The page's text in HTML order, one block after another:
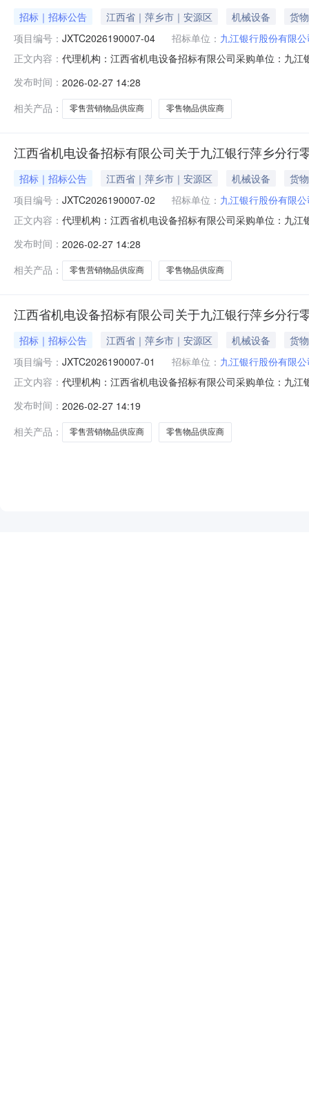
招标｜招标公告 江西省｜萍乡市｜安源区 机械设备
货物
项目编号： JXTC2026190007-04 招标单位： 九江银行股份有限
正文内容： 代理机构：江西省机电设备招标有限公司采购单位：九
九江银行萍乡分行零售营销物品供应商采购项目（标段4
发布时间： 2026-02-27 14:28
相关产品：
零售营销物品供应商 零售物品供应商
江西省机电设备招标有限公司关于九江银行萍乡分
招标｜招标公告 江西省｜萍乡市｜安源区 机械设备
货物
项目编号： JXTC2026190007-02 招标单位： 九江银行股份有限
正文内容： 代理机构：江西省机电设备招标有限公司采购单位：九
九江银行萍乡分行零售营销物品供应商采购项目（标段2
发布时间： 2026-02-27 14:28
相关产品：
零售营销物品供应商 零售物品供应商
江西省机电设备招标有限公司关于九江银行萍乡分
招标｜招标公告 江西省｜萍乡市｜安源区 机械设备
货物
项目编号： JXTC2026190007-01 招标单位： 九江银行股份有限
正文内容： 代理机构：江西省机电设备招标有限公司采购单位：九
九江银行萍乡分行零售营销物品供应商采购项目（标段1
发布时间： 2026-02-27 14:19
相关产品：
零售营销物品供应商 零售物品供应商